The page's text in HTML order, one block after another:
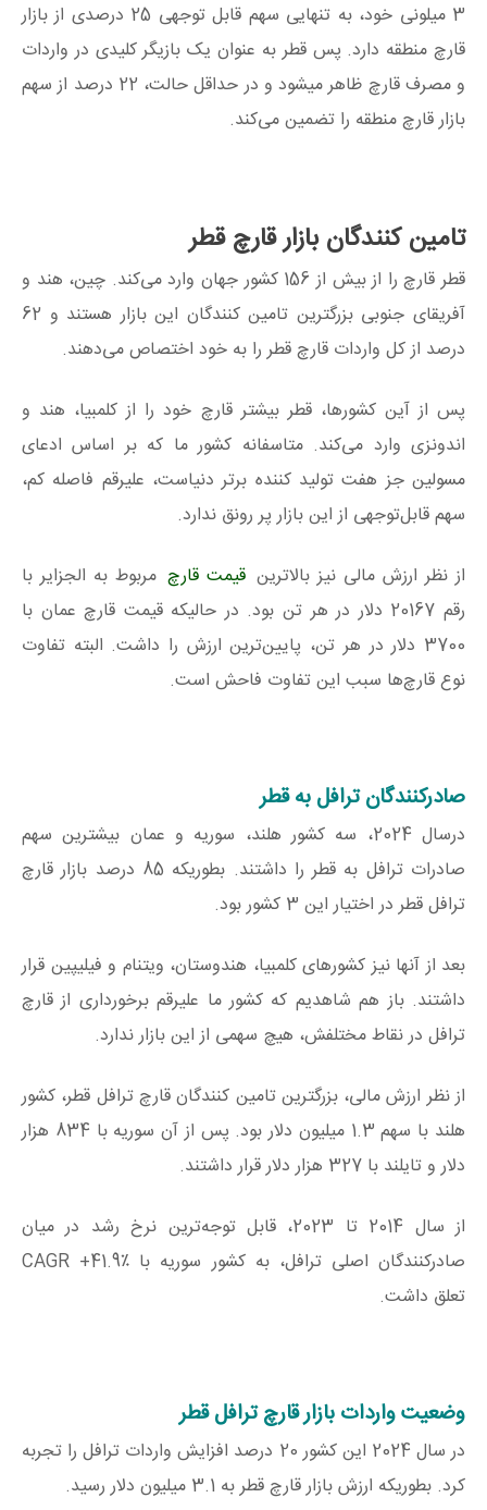
3 میلونی خود، به تنهایی سهم قابل توجهی 25 درصدی از بازار
قارچ منطقه دارد. پس قطر به عنوان یک بازیگر کلیدی در واردات
و مصرف قارچ ظاهر میشود و در حداقل حالت، 22 درصد از سهم
بازار قارچ منطقه را تضمین می‌کند.
تامین کنندگان بازار قارچ قطر
قطر قارچ را از بیش از 156 کشور جهان وارد می‌کند. چین، هند و
آفریقای جنوبی بزرگترین تامین کنندگان این بازار هستند و 62
درصد از کل واردات قارچ قطر را به خود اختصاص می‌دهند.
پس از آین کشورها، قطر بیشتر قارچ خود را از کلمبیا، هند و
اندونزی وارد می‌کند. متاسفانه کشور ما که بر اساس ادعای
مسولین جز هفت تولید کننده برتر دنیاست، علیرقم فاصله کم،
سهم قابل‌توجهی از این بازار پر رونق ندارد.
از نظر ارزش مالی نیز بالاترین قیمت قارچ مربوط به الجزایر با
رقم 20167 دلار در هر تن بود. در حالیکه قیمت قارچ عمان با
3700 دلار در هر تن، پایین‌ترین ارزش را داشت. البته تفاوت
نوع قارچ‌ها سبب این تفاوت فاحش است.
صادرکنندگان ترافل به قطر
درسال 2024، سه کشور هلند، سوریه و عمان بیشترین سهم
صادرات ترافل به قطر را داشتند. بطوریکه 85 درصد بازار قارچ
ترافل قطر در اختیار این 3 کشور بود.
بعد از آنها نیز کشورهای کلمبیا، هندوستان، ویتنام و فیلیپین قرار
داشتند. باز هم شاهدیم که کشور ما علیرقم برخورداری از قارچ
ترافل در نقاط مختلفش، هیچ سهمی از این بازار ندارد.
از نظر ارزش مالی، بزرگترین تامین کنندگان قارچ ترافل قطر، کشور
هلند با سهم 1.3 میلیون دلار بود. پس از آن سوریه با 834 هزار
دلار و تایلند با 327 هزار دلار قرار داشتند.
از سال 2014 تا 2023، قابل توجه‌ترین نرخ رشد در میان
صادرکنندگان اصلی ترافل، به کشور سوریه با CAGR +41.9٪
تعلق داشت.
وضعیت واردات بازار قارچ ترافل قطر
در سال 2024 این کشور 20 درصد افزایش واردات ترافل را تجربه
کرد. بطوریکه ارزش بازار قارچ قطر به 3.1 میلیون دلار رسید.